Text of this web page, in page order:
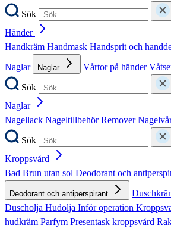
Sök
Händer
Handkräm Handmask Handsprit och
Naglar
Naglar Vårtor på händer
Sök
Naglar
Nagellack NageltillbehörRemover
Sök
Kroppsvård
Bad Brun utan sol Deodorant och
Deodorant och antiperspirant
Duscholja Hudolja Inför operation
hudkräm Parfym Presentask kroppsvård